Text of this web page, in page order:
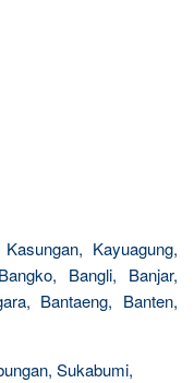
Kayuagung,
Bangli, Banjar,
Bantaeng, Banten,
Sukabumi,